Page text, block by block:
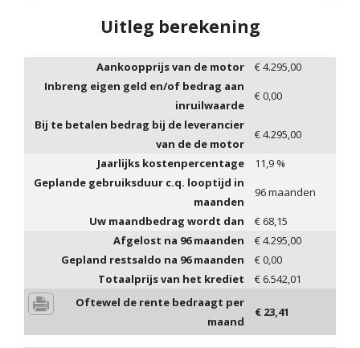
Uitleg berekening
Aankoopprijs van de motor €4.295,00
Inbreng eigen geld en/of bedrag aan
inruilwaarde
€0,00
Bij te betalen bedrag bij de leverancier
van de de motor
€4.295,00
Jaarlijks kostenpercentage
11,9 %
Geplande gebruiksduur c.q. looptijd in
maanden
96maanden
Uw maandbedrag wordt dan
€ 68,15
Afgelost na 96maanden €4.295,00
Gepland restsaldo na 96maanden €0,00
Totaalprijs van het krediet
€ 6.542,01
Oftewel de rente bedraagt per
maand
€ 23,41